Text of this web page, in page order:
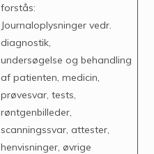
forstås:
Journaloplysninger vedr.
diagnostik,
undersøgelse og behandling
af patienten, medicin,
prøvesvar, tests,
røntgenbilleder,
scanningssvar, attester,
henvisninger, øvrige